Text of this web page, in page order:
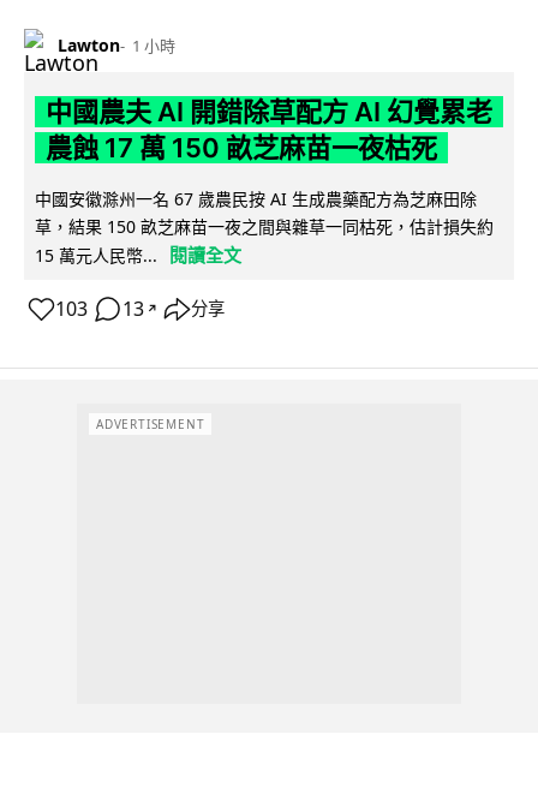
Lawton 1 小時
中國農夫 AI 開錯除草配方 AI 幻覺累老
農蝕 17 萬 150 畝芝麻苗一夜枯死
中國安徽滁州一名 67 歲農民按 AI 生成農藥配方為芝麻田除
草，結果 150 畝芝麻苗一夜之間與雜草一同枯死，估計損失約
15 萬元人民幣...
閱讀全文
103 13 ↗ 分享
ADVERTISEMENT